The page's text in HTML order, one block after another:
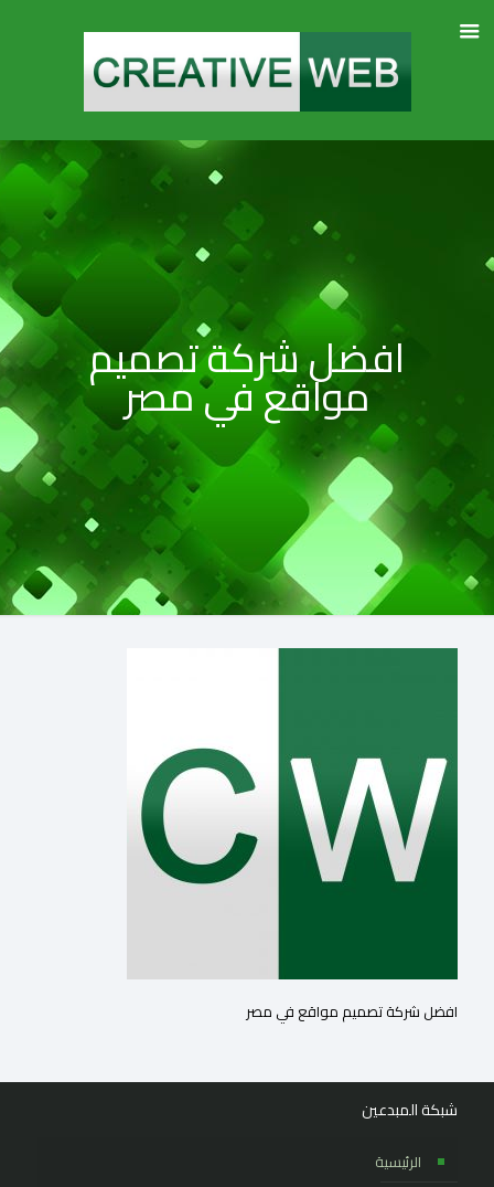
افضل شركة تصميم
مواقع في مصر
افضل شركة تصميم مواقع في مصر
شبكة المبدعين
الرئيسية